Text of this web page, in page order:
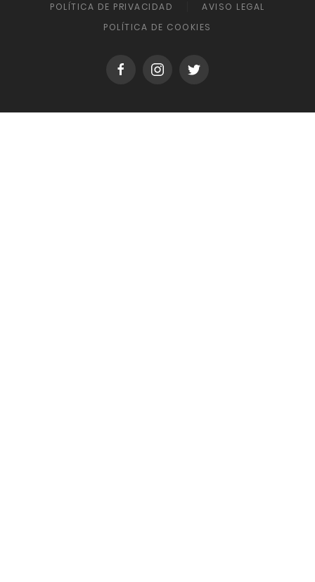
POLÍTICA DE PRIVACIDAD
AVISO LEGAL
POLÍTICA DE COOKIES